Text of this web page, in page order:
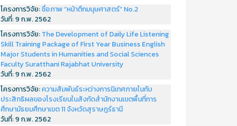
โครงการวิจัย:ชื่อภาพ “หน้าตึกมนุษศาสตร์” No.2
วันที่:9 ก.พ. 2562
โครงการวิจัย:The Development of Daily Life Listening
Skill Training Package of First Year Business English
Major Students in Humanities and Social Sciences
Faculty Suratthani Rajabhat University
วันที่:9 ก.พ. 2562
โครงการวิจัย:ความสัมพันธ์ระหว่างการนิเทศภายในกับ
ประสิทธิผลของโรงเรียนในสังกัดสำนักงานเขตพื้นที่การ
ศึกษามัธยมศึกษาเขต 11 จังหวัดสุราษฎร์ธานี
วันที่:9 ก.พ. 2562